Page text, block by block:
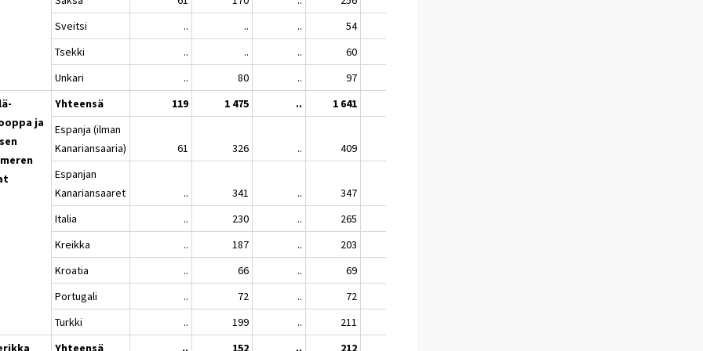
Sveitsi
.. .. .. 54
Tsekki
.. .. .. 60
Unkari
.. 80 .. 97
ja
Yhteensä 119 1 475 .. 1 641
Espanja (ilman
Kanariansaaria)
61 326 .. 409
Espanjan
Kanariansaaret
.. 341 .. 347
Italia
.. 230 .. 265
Kreikka
.. 187 .. 203
Kroatia
.. 66 .. 69
Portugali
.. 72 .. 72
Turkki
.. 199 .. 211
Yhteensä .. 152 .. 212